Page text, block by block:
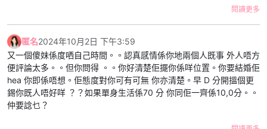
閱讀更多
匿名2024年10月2日 下午3:59
又一個傻妹係度哂自己時間。。認真感情係你地兩個人既事 外人唔方
便評論太多。。但你問得 。。你好清楚佢擺你係咩位置。你要結婚佢
hea 你即係唔想。佢態度對你可有可無 你亦清楚。早 D 分開搵個更
錫你既人唔好咩 ？？如果單身生活係70 分 你同佢一齊係10,0分。。
仲要諗乜？